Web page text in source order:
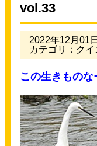
vol.33
2022年12月01日
カテゴリ：クイ
この生きものな